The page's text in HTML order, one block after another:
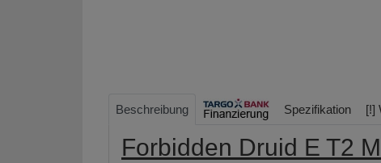
Beschreibung Spezifikation [!]
Forbidden Druid E T2